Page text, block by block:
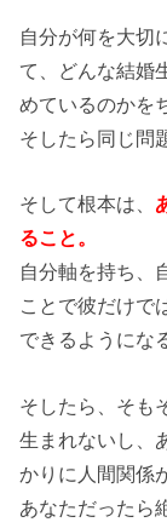
自分が何を大切
て、どんな結婚
めているのかを
そしたら同じ問
そして根本は、
ること。
自分軸を持ち、
ことで彼だけで
できるようにな
そしたら、そも
生まれないし、
かりに人間関係
あなただったら